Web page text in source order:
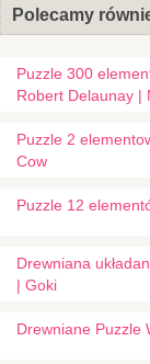
Polecamy
Puzzle 300
Robert Delaunay |
Puzzle 2
Cow
Puzzle 12
Drewniana
| Goki
Drewniane Puzzle